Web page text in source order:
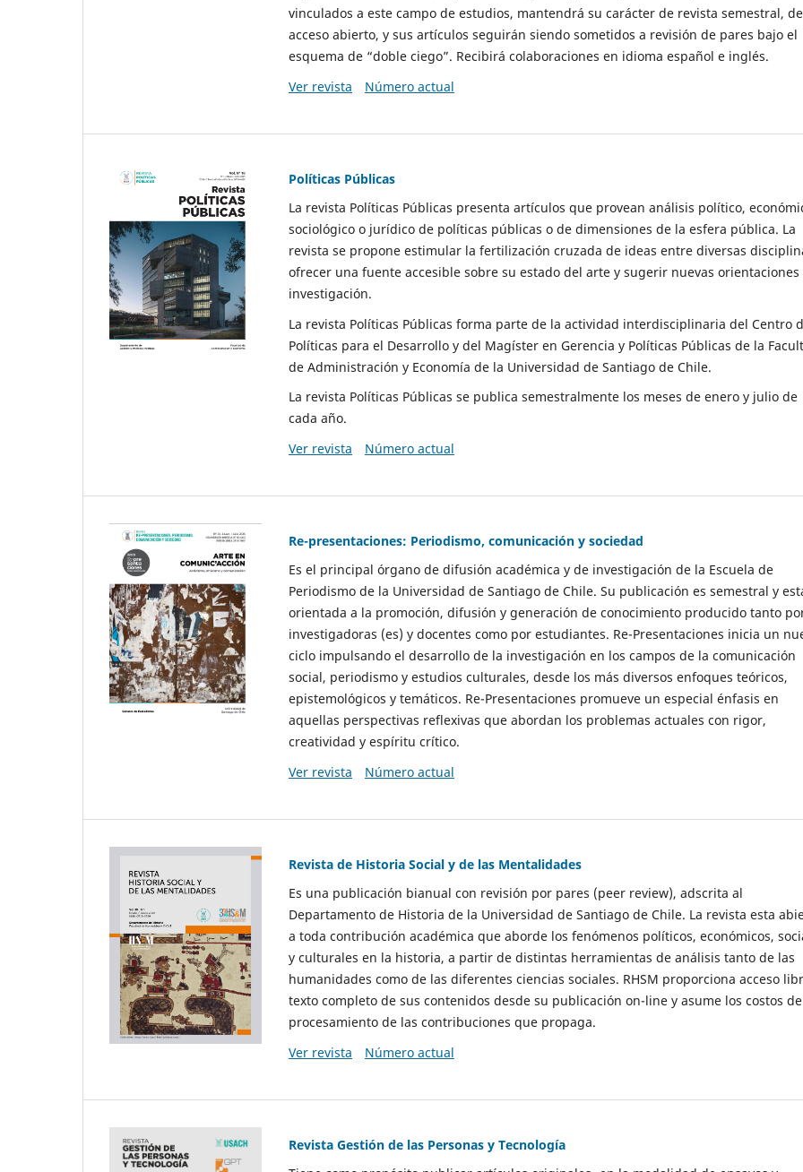
vinculados a este campo de estudios, mantendrá su carácter de revista semestral, de
acceso abierto, y sus artículos seguirán siendo sometidos a revisión de pares bajo el
esquema de “doble ciego”. Recibirá colaboraciones en idioma español e inglés.
Ver revista
Número actual
Políticas Públicas
La revista Políticas Públicas presenta artículos que provean análisis político,
sociológico o jurídico de políticas públicas o de dimensiones de la esfera pública. La
revista se propone estimular la fertilización cruzada de ideas entre diversas
ofrecer una fuente accesible sobre su estado del arte y sugerir nuevas orientaciones
investigación.
La revista Políticas Públicas forma parte de la actividad interdisciplinaria del Centro
Políticas para el Desarrollo y del Magíster en Gerencia y Políticas Públicas de la
de Administración y Economía de la Universidad de Santiago de Chile.
La revista Políticas Públicas se publica semestralmente los meses de enero y julio de
cada año.
Ver revista
Número actual
Re-presentaciones: Periodismo, comunicación y sociedad
Es el principal órgano de difusión académica y de investigación de la Escuela de
Periodismo de la Universidad de Santiago de Chile. Su publicación es semestral y
orientada a la promoción, difusión y generación de conocimiento producido tanto
investigadoras (es) y docentes como por estudiantes. Re-Presentaciones inicia un
ciclo impulsando el desarrollo de la investigación en los campos de la comunicación
social, periodismo y estudios culturales, desde los más diversos enfoques teóricos,
epistemológicos y temáticos. Re-Presentaciones promueve un especial énfasis en
aquellas perspectivas reflexivas que abordan los problemas actuales con rigor,
creatividad y espíritu crítico.
Ver revista
Número actual
Revista de Historia Social y de las Mentalidades
Es una publicación bianual con revisión por pares (peer review), adscrita al
Departamento de Historia de la Universidad de Santiago de Chile. La revista esta
a toda contribución académica que aborde los fenómenos políticos, económicos,
y culturales en la historia, a partir de distintas herramientas de análisis tanto de las
humanidades como de las diferentes ciencias sociales. RHSM proporciona acceso
texto completo de sus contenidos desde su publicación on-line y asume los costos de
procesamiento de las contribuciones que propaga.
Ver revista
Número actual
Revista Gestión de las Personas y Tecnología